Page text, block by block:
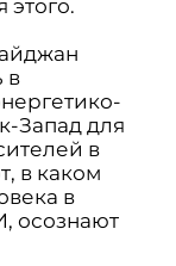
этого.
в
Запад для
в
в каком
в
осознают